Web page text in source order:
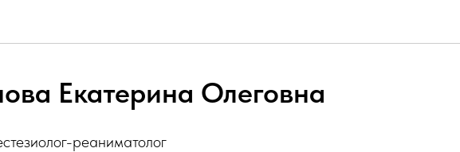
Екатерина Олеговна
реаниматолог